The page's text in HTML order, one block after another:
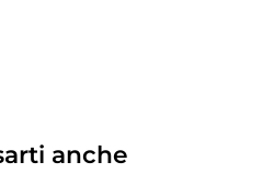
anche